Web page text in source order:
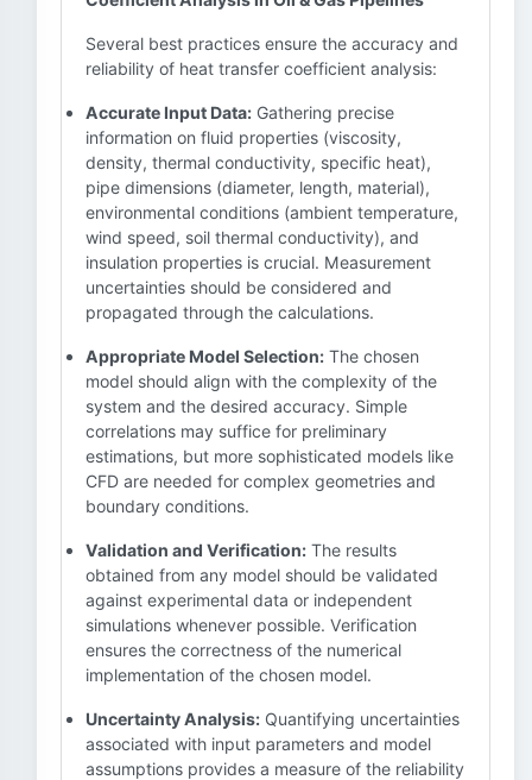
Several best practices ensure the accuracy and
reliability of heat transfer coefficient analysis:
Accurate Input Data: Gathering precise
information on fluid properties (viscosity,
density, thermal conductivity, specific heat),
pipe dimensions (diameter, length, material),
environmental conditions (ambient temperature,
wind speed, soil thermal conductivity), and
insulation properties is crucial. Measurement
uncertainties should be considered and
propagated through the calculations.
Appropriate Model Selection: The chosen
model should align with the complexity of the
system and the desired accuracy. Simple
correlations may suffice for preliminary
estimations, but more sophisticated models like
CFD are needed for complex geometries and
boundary conditions.
Validation and Verification: The results
obtained from any model should be validated
against experimental data or independent
simulations whenever possible. Verification
ensures the correctness of the numerical
implementation of the chosen model.
Uncertainty Analysis: Quantifying uncertainties
associated with input parameters and model
assumptions provides a measure of the reliability